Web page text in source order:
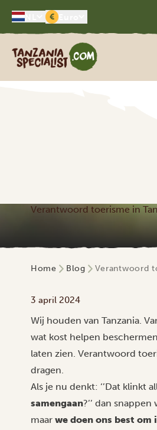
€
Tanzania Specialist
Verantwoord toerisme in
Home Blog Verantwoord
3 april 2024
Wij houden van Tanzania.
wat kost helpen
laten zien. Verantwoord
dragen.
Als je nu denkt: ‘’Dat klinkt
samengaan?’’ dan
maar we doen ons best om